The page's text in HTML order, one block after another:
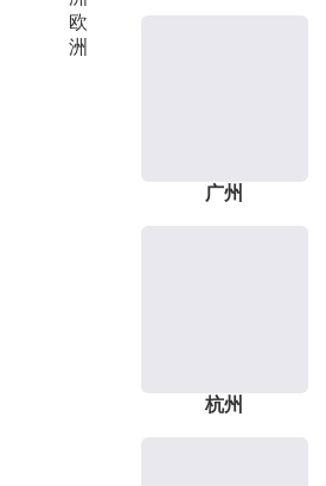
欧
洲
广州
杭州